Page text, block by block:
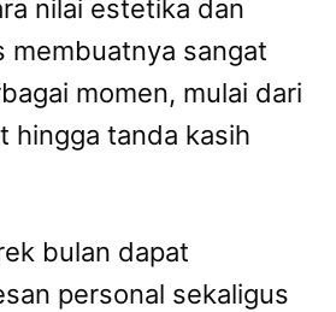
nilai estetika dan
membuatnya sangat
momen, mulai dari
hingga tanda kasih
bulan dapat
personal sekaligus